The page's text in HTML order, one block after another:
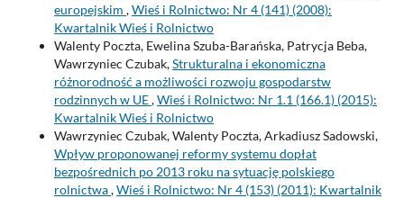
europejskim ,Wieś i Rolnictwo: Nr 4 (141) (2008):
Kwartalnik Wieś i Rolnictwo
Walenty Poczta, Ewelina Szuba-Barańska, Patrycja Beba,
Wawrzyniec Czubak,Strukturalna i ekonomiczna
różnorodność a możliwości rozwoju gospodarstw
rodzinnych w UE,Wieś i Rolnictwo: Nr 1.1 (166.1) (2015):
Kwartalnik Wieś i Rolnictwo
Wawrzyniec Czubak, Walenty Poczta, Arkadiusz Sadowski,
Wpływ proponowanej reformy systemu dopłat
bezpośrednich po 2013 roku na sytuację polskiego
rolnictwa,Wieś i Rolnictwo: Nr 4 (153) (2011): Kwartalnik